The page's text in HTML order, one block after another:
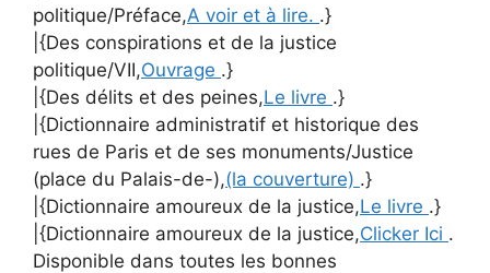
politique/Préface,A voir et à lire. .}
|{Des conspirations et de la justice
politique/VII,Ouvrage .}
|{Des délits et des peines,Le livre .}
|{Dictionnaire administratif et historique des
rues de Paris et de ses monuments/Justice
(place du Palais-de-),(la couverture) .}
|{Dictionnaire amoureux de la justice,Le livre .}
|{Dictionnaire amoureux de la justice,Clicker Ici .
Disponible dans toutes les bonnes